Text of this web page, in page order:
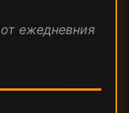
ежедневния